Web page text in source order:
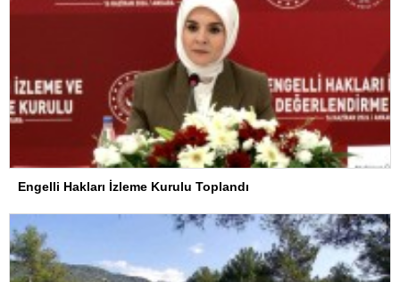
Engelli Hakları İzleme Kurulu Toplandı